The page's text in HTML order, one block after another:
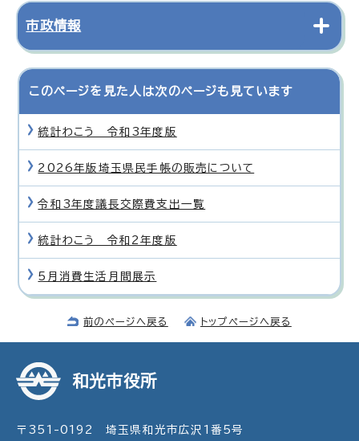
市政情報
このページを見た人は次のページも見ています
統計わこう 令和3年度版
2026年版埼玉県民手帳の販売について
令和3年度議長交際費支出一覧
統計わこう 令和2年度版
5月消費生活月間展示
前のページへ戻る トップページへ戻る
和光市役所
〒351-0192 埼玉県和光市広沢1番5号